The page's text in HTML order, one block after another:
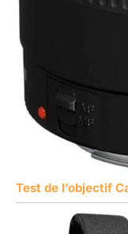
Test de l’objectif